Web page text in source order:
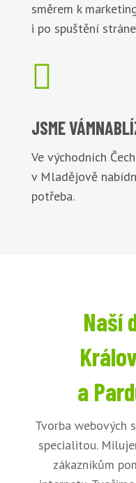
směrem k
i po spuštění

JSME VÁM
Ve východních
v Mladějově
potřeba.
Naší
a
Tvorba webových
specialitou.
zákazníkům